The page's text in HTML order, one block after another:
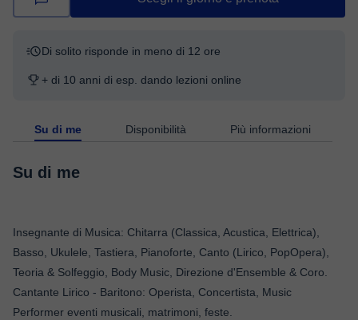
Di solito risponde in meno di 12 ore
+ di 10 anni di esp. dando lezioni online
Su di me Disponibilità Più informazioni
Su di me
Insegnante di Musica: Chitarra (Classica, Acustica, Elettrica),
Basso, Ukulele, Tastiera, Pianoforte, Canto (Lirico, PopOpera),
Teoria & Solfeggio, Body Music, Direzione d'Ensemble & Coro.
Cantante Lirico - Baritono: Operista, Concertista, Music